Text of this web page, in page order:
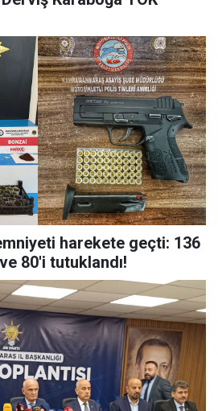
harekete geçti: 136
80'i tutuklandı!